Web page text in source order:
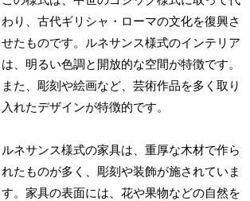
わり、古代ギリシャ・ローマの文化を復興さ
せたものです。ルネサンス様式のインテリア
は、明るい色調と開放的な空間が特徴です。
また、彫刻や絵画など、芸術作品を多く取り
入れたデザインが特徴的です。
ルネサンス様式の家具は、重厚な木材で作ら
れたものが多く、彫刻や装飾が施されていま
す。家具の表面には、花や果物などの自然を